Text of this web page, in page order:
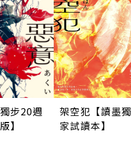
步20週
】
架空犯【讀墨獨
家試讀本】